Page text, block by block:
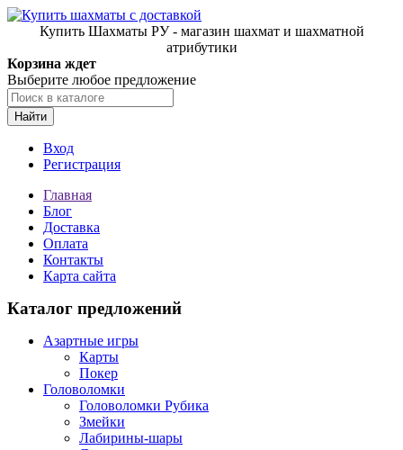
Купить Шахматы РУ - магазин шахмат и шахматной
атрибутики
Корзина ждет
Выберите любое предложение
Найти
Вход
Регистрация
Главная
Блог
Доставка
Оплата
Контакты
Карта сайта
Каталог предложений
Азартные игры
Карты
Покер
Головоломки
Головоломки Рубика
Змейки
Лабирины-шары